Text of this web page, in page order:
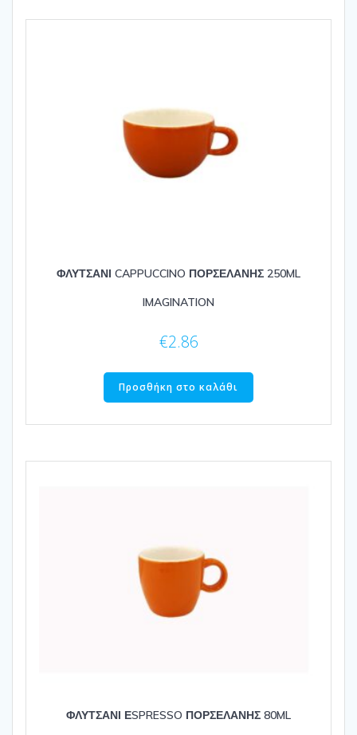
ΦΛΥΤΣΑΝΙ CAPPUCCINO ΠΟΡΣΕΛΑΝΗΣ 250ML
IMAGINATION
€2.86
Προσθήκη στο καλάθι
ΦΛΥΤΣΑΝΙ ΕSPRESSO ΠΟΡΣΕΛΑΝΗΣ 80ML